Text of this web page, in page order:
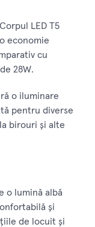
LED T5
economie
cu
28W.
o iluminare
pentru diverse
birouri și alte
o lumină albă
și
de locuit și